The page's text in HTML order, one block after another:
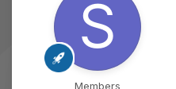
Members